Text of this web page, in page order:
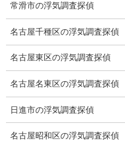
〇車で県外への移動での浮気調
〇愛知県外の浮気調査
無料相談専用電話
営業電話・非通知
お問い合
常滑市の浮気調査探偵
名古屋千種区の浮気調査探偵
名古屋東区の浮気調査探偵
名古屋名東区の浮気調査探偵
日進市の浮気調査探偵
名古屋昭和区の浮気調査探偵